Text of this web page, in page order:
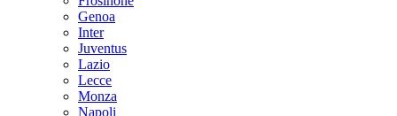
Genoa
Inter
Juventus
Lazio
Lecce
Monza
Napoli